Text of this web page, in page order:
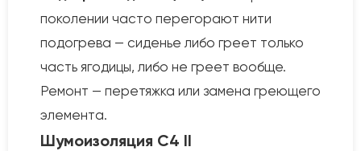
поколении часто перегорают нити
подогрева — сиденье либо греет только
часть ягодицы, либо не греет вообще.
Ремонт — перетяжка или замена греющего
элемента.
Шумоизоляция C4 II